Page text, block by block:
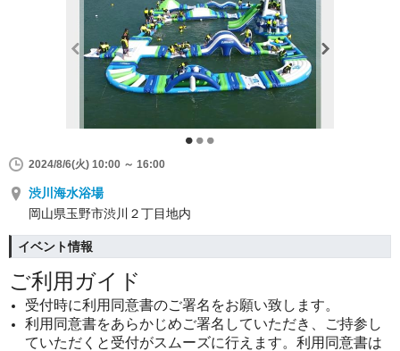
2024/8/6(火) 10:00 ～ 16:00
渋川海水浴場
岡山県玉野市渋川２丁目地内
イベント情報
ご利用ガイド
受付時に利用同意書のご署名をお願い致します。
利用同意書をあらかじめご署名していただき、ご持参し
ていただくと受付がスムーズに行えます。利用同意書は